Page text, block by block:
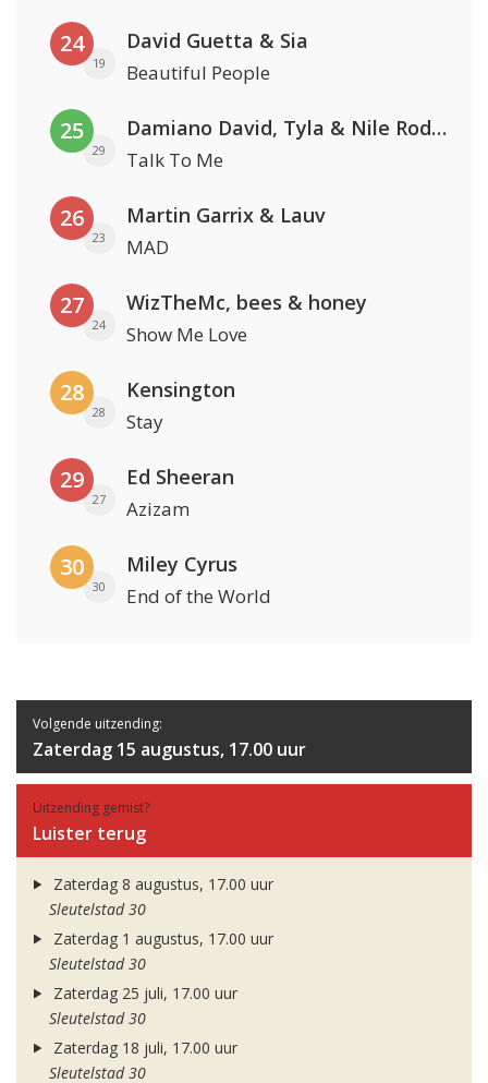
24
19
David Guetta & Sia
Beautiful People
25
29
Damiano David, Tyla & Nile Rodgers
Talk To Me
26
23
Martin Garrix & Lauv
MAD
27
24
WizTheMc, bees & honey
Show Me Love
28
28
Kensington
Stay
29
27
Ed Sheeran
Azizam
30
30
Miley Cyrus
End of the World
Volgende uitzending:
Zaterdag 15 augustus, 17.00 uur
Uitzending gemist?
Luister terug
Zaterdag 8 augustus, 17.00 uur
Sleutelstad 30
Zaterdag 1 augustus, 17.00 uur
Sleutelstad 30
Zaterdag 25 juli, 17.00 uur
Sleutelstad 30
Zaterdag 18 juli, 17.00 uur
Sleutelstad 30